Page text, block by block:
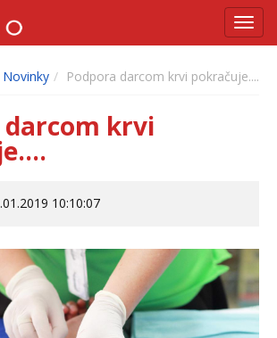
Novinky Podpora darcom krvi pokračuje....
darcom krvi
10:10:07